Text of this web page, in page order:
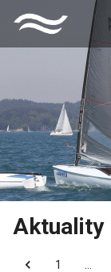
Aktuality
1